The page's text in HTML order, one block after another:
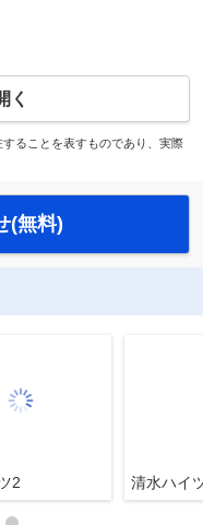
く
ることを表すものであり、実際
(無料)
2 清水ハイ